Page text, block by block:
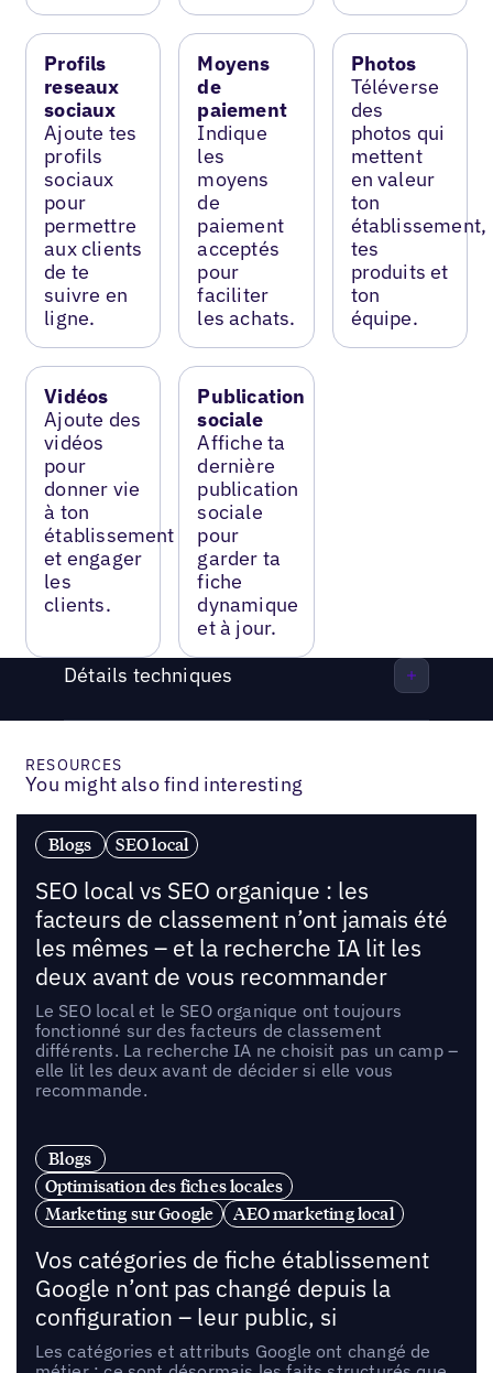
Profils
reseaux
sociaux
Ajoute tes
profils
sociaux
pour
permettre
aux clients
de te
suivre en
ligne.
Moyens
de
paiement
Indique
les
moyens
de
paiement
acceptés
pour
faciliter
les achats.
Photos
Téléverse
des
photos qui
mettent
en valeur
ton
établissement,
tes
produits et
ton
équipe.
Vidéos
Ajoute des
vidéos
pour
donner vie
à ton
établissement
et engager
les
clients.
Publication
sociale
Affiche ta
dernière
publication
sociale
pour
garder ta
fiche
dynamique
et à jour.
Détails techniques
RESOURCES
You might also find interesting
Blogs SEO local
SEO local vs SEO organique : les
facteurs de classement n’ont jamais été
les mêmes – et la recherche IA lit les
deux avant de vous recommander
Le SEO local et le SEO organique ont toujours
fonctionné sur des facteurs de classement
différents. La recherche IA ne choisit pas un camp –
elle lit les deux avant de décider si elle vous
recommande.
Blogs
Optimisation des fiches locales
Marketing sur Google
AEO marketing local
Vos catégories de fiche établissement
Google n’ont pas changé depuis la
configuration – leur public, si
Les catégories et attributs Google ont changé de